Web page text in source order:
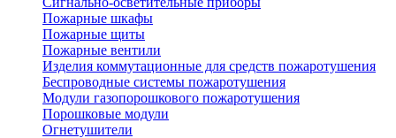
Пожарные шкафы
Пожарные щиты
Пожарные вентили
Изделия коммутационные для средств пожаротушения
Беспроводные системы пожаротушения
Модули газопорошкового пожаротушения
Порошковые модули
Огнетушители